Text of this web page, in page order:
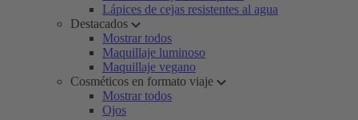
Lápices de cejas resistentes al agua
Destacados
Mostrar todos
Maquillaje luminoso
Maquillaje vegano
Cosméticos en formato viaje
Mostrar todos
Ojos